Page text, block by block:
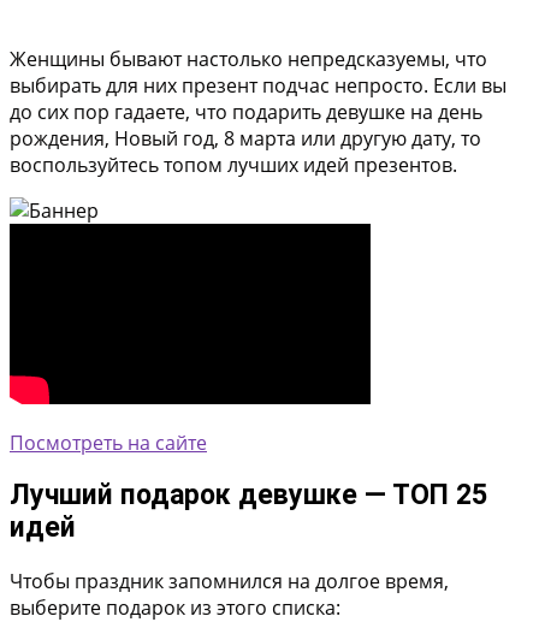
Женщины бывают настолько непредсказуемы, что
выбирать для них презент подчас непросто. Если вы
до сих пор гадаете, что подарить девушке на день
рождения, Новый год, 8 марта или другую дату, то
воспользуйтесь топом лучших идей презентов.
Посмотреть на сайте
Лучший подарок девушке — ТОП 25
идей
Чтобы праздник запомнился на долгое время,
выберите подарок из этого списка: